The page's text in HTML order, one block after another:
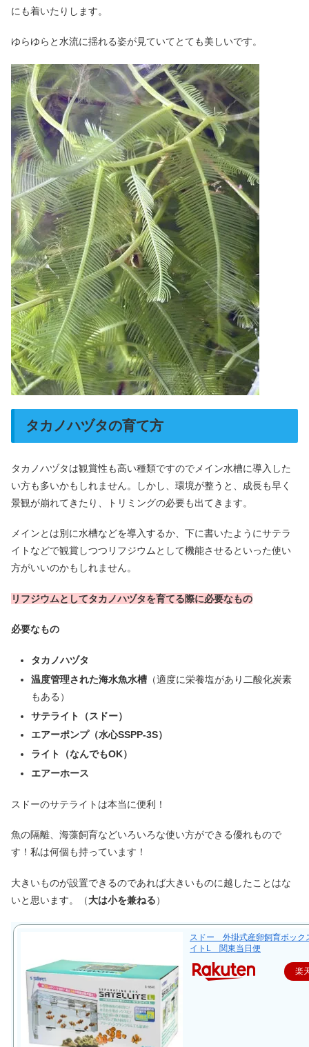
にも着いたりします。
ゆらゆらと水流に揺れる姿が見ていてとても美しいです。
タカノハヅタの育て方
タカノハヅタは観賞性も高い種類ですのでメイン水槽に導入した
い方も多いかもしれません。しかし、環境が整うと、成長も早く
景観が崩れてきたり、トリミングの必要も出てきます。
メインとは別に水槽などを導入するか、下に書いたようにサテラ
イトなどで観賞しつつリフジウムとして機能させるといった使い
方がいいのかもしれません。
リフジウムとしてタカノハヅタを育てる際に必要なもの
必要なもの
タカノハヅタ
温度管理された海水魚水槽（適度に栄養塩があり二酸化炭素
もある）
サテライト（スドー）
エアーポンプ（水心SSPP-3S）
ライト（なんでもOK）
エアーホース
スドーのサテライトは本当に便利！
魚の隔離、海藻飼育などいろいろな使い方ができる優れもので
す！私は何個も持っています！
大きいものが設置できるのであれば大きいものに越したことはな
いと思います。（大は小を兼ねる）
スドー 外掛式産卵飼育ボッ
イトL 関東当日便
楽